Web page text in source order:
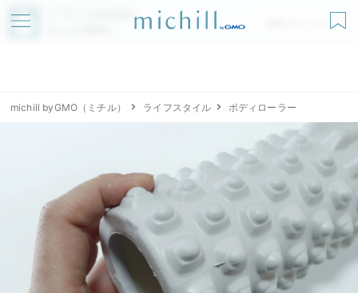
アプリでmichillが
無料ダウンロード
michill byGMO（ミチル） ライフスタイル ボディローラー